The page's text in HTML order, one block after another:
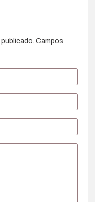
Campos